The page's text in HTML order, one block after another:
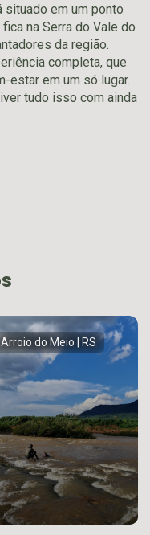
situado em um ponto
na Serra do Vale do
da região.
completa, que
estar em um só lugar.
tudo isso com ainda
Arroio do Meio | RS